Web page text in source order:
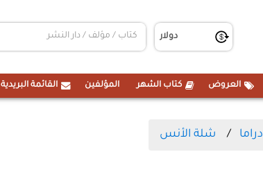
العروض كتاب الشهر المؤلفين القائمة البريدية
دراما شلة الأنس